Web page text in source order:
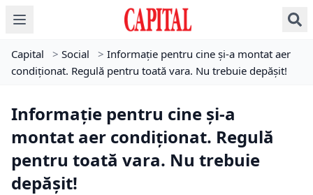
Capital > Social > Informație pentru cine și-a montat aer
condiționat. Regulă pentru toată vara. Nu trebuie depășit!
Informație pentru cine și-a
montat aer condiționat. Regulă
pentru toată vara. Nu trebuie
depășit!